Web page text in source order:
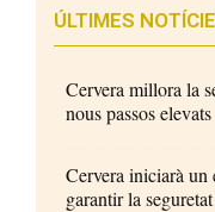
ÚLTIMES
Cervera millora la
nous passos elevats
Cervera iniciarà un
garantir la